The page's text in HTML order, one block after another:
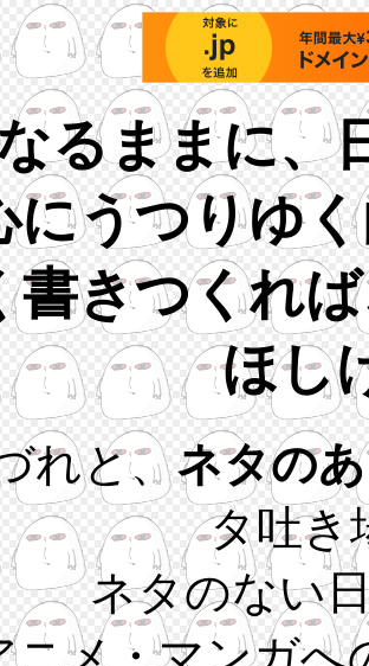
るままに、
にうつりゆ
書きつくれ
ほし
れと、ネタの
タ吐き
ネタのない
ニメ・マンガへ